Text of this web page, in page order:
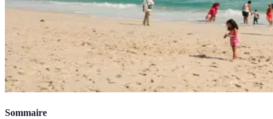
Sommaire